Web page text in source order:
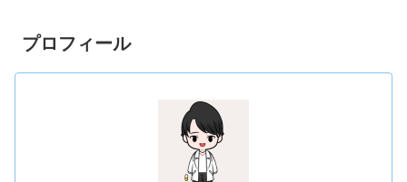
プロフィール